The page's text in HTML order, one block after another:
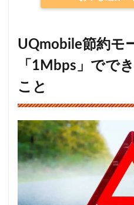
UQmobile節約モ
「1Mbps」でで
こと